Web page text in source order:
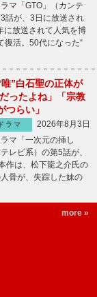
マ「GTO」（カンテ
話が、3日に放送され
放送されて人気を博
復活。50代になった“
唯”白石聖の正体が
ったよね」「宗教
つらい」
ドラマ
2026年8月3日
マ「一次元の挿し
レビ系）の第5話が、
作は、松下龍之介氏の
骨が、失踪した妹の
more »